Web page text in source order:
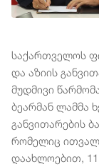
საქართველოს
და აზიის
მუდმივი
ბეარმან ლამმა
განვითარების
რომელიც
დაახლოებით,